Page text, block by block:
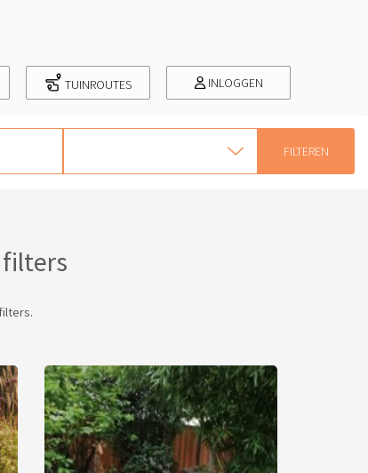
TUINROUTES INLOGGEN
filters